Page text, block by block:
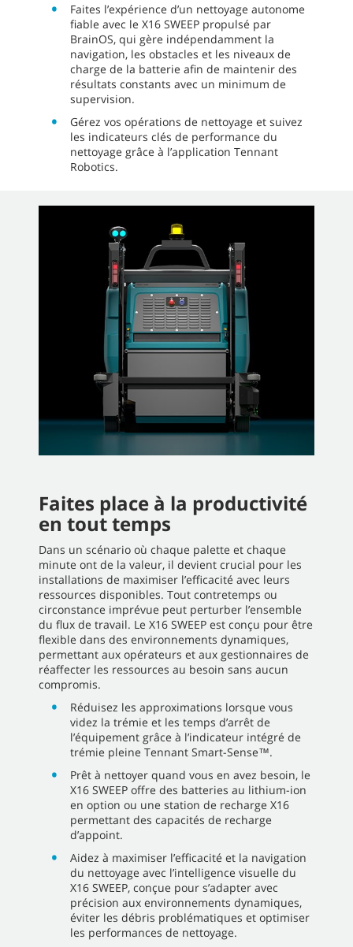
Faites l’expérience d’un nettoyage autonome
fiable avec le X16 SWEEP propulsé par
BrainOS, qui gère indépendamment la
navigation, les obstacles et les niveaux de
charge de la batterie afin de maintenir des
résultats constants avec un minimum de
supervision.
Gérez vos opérations de nettoyage et suivez
les indicateurs clés de performance du
nettoyage grâce à l’application Tennant
Robotics.
Faites place à la productivité
en tout temps
Dans un scénario où chaque palette et chaque
minute ont de la valeur, il devient crucial pour les
installations de maximiser l’efficacité avec leurs
ressources disponibles. Tout contretemps ou
circonstance imprévue peut perturber l’ensemble
du flux de travail. Le X16 SWEEP est conçu pour être
flexible dans des environnements dynamiques,
permettant aux opérateurs et aux gestionnaires de
réaffecter les ressources au besoin sans aucun
compromis.
Réduisez les approximations lorsque vous
videz la trémie et les temps d’arrêt de
l’équipement grâce à l’indicateur intégré de
trémie pleine Tennant Smart-Sense™.
Prêt à nettoyer quand vous en avez besoin, le
X16 SWEEP offre des batteries au lithium-ion
en option ou une station de recharge X16
permettant des capacités de recharge
d’appoint.
Aidez à maximiser l’efficacité et la navigation
du nettoyage avec l’intelligence visuelle du
X16 SWEEP, conçue pour s’adapter avec
précision aux environnements dynamiques,
éviter les débris problématiques et optimiser
les performances de nettoyage.